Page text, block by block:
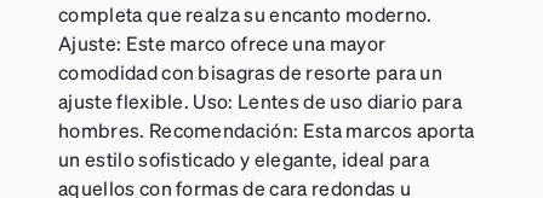
completa que realza su encanto moderno.
Ajuste: Este marco ofrece una mayor
comodidad con bisagras de resorte para un
ajuste flexible. Uso: Lentes de uso diario para
hombres. Recomendación: Esta marcos aporta
un estilo sofisticado y elegante, ideal para
aquellos con formas de cara redondas u